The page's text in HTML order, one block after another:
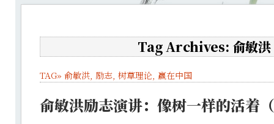
Tag Archives: 俞敏洪
TAG» 俞敏洪, 励志, 树草理论, 赢在中国
俞敏洪励志演讲：像树一样的活着